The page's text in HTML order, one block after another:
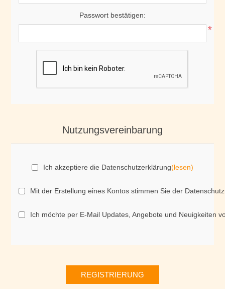
Passwort bestätigen:
*
Nutzungsvereinbarung
Ich akzeptiere die Datenschutzerklärung(lesen)
Mit der Erstellung eines Kontos stimmen Sie der
Ich möchte per E-Mail Updates, Angebote und Neuigkeiten
REGISTRIERUNG